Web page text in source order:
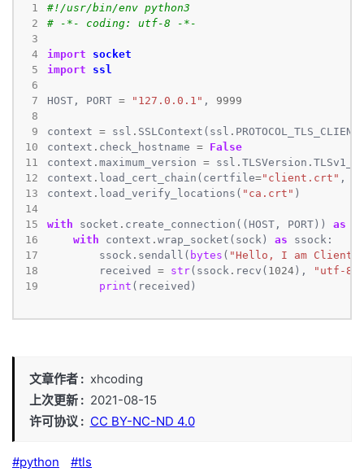
1
2
3
4
5
6
7
8
9
10
11
12
13
14
15
16
17
18
19
#!/usr/bin/env python3
# -*- coding: utf-8 -*-
import
socket
import
ssl
HOST, PORT = "127.0.0.1" , 9999
context = ssl . SSLContext(ssl .
context . check_hostname =
False
context . maximum_version = ssl . TLSVersion .
context . load_cert_chain(certfile="client.crt" ,
context . load_verify_locations( "ca.crt"
with socket . create_connection((HOST, PORT)) as
with context . wrap_socket(sock) as
        ssock
. sendall( bytes ( "Hello, I am Client"
        received
= str(ssock . recv( 1024),
"utf-8"
print (received)
文章作者
xhcoding
上次更新
2021-08-15
许可协议
CC BY-NC-ND 4.0
python tls